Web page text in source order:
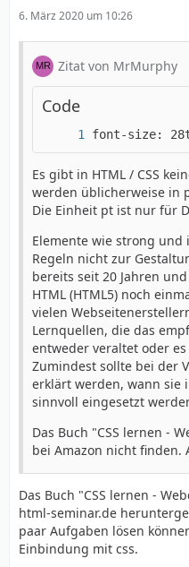
6. März 2020 um 10:26
Zitat von MrMurphy
Code
font-size:
Es gibt in HTML / CSS
werden üblicherweise in
Die Einheit pt ist nur für
Elemente wie strong und
Regeln nicht zur
bereits seit 20 Jahren
HTML (HTML5) noch
vielen
Lernquellen, die das
entweder veraltet oder
Zumindest sollte bei der
erklärt werden, wann sie
sinnvoll eingesetzt
Das Buch "CSS lernen -
bei Amazon nicht finden.
Das Buch "CSS lernen -
html-seminar.de
paar Aufgaben lösen
Einbindung mit css.